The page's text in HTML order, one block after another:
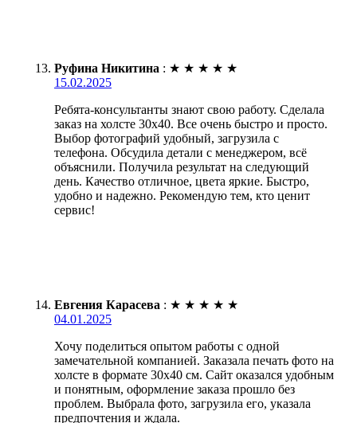
Руфина Никитина : ★ ★ ★ ★ ★
15.02.2025
Ребята-консультанты знают свою работу. Сделала
заказ на холсте 30х40. Все очень быстро и просто.
Выбор фотографий удобный, загрузила с
телефона. Обсудила детали с менеджером, всё
объяснили. Получила результат на следующий
день. Качество отличное, цвета яркие. Быстро,
удобно и надежно. Рекомендую тем, кто ценит
сервис!
Евгения Карасева : ★ ★ ★ ★ ★
04.01.2025
Хочу поделиться опытом работы с одной
замечательной компанией. Заказала печать фото на
холсте в формате 30х40 см. Сайт оказался удобным
и понятным, оформление заказа прошло без
проблем. Выбрала фото, загрузила его, указала
предпочтения и ждала.